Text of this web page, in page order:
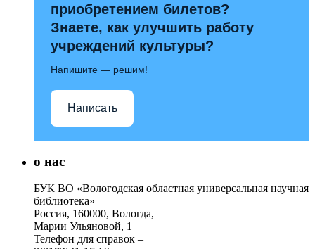
приобретением билетов?
Знаете, как улучшить работу
учреждений культуры?
Напишите — решим!
Написать
о нас
БУК ВО «Вологодская областная универсальная научная
библиотека»
Россия, 160000, Вологда,
Марии Ульяновой, 1
Телефон для справок –